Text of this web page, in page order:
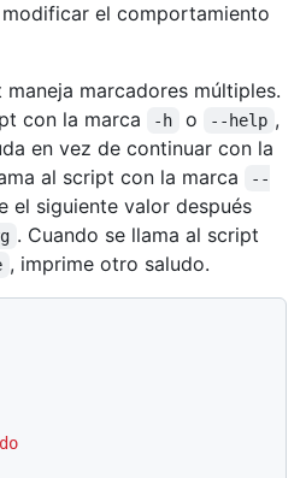
el comportamiento
marcadores múltiples.
con la marca
-h o --help ,
en vez de continuar con la
al script con la marca
--
el siguiente valor después
. Cuando se llama al script
, imprime otro saludo.
do